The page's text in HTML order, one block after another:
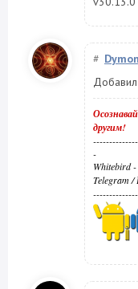
#
Добавил
другим!
-
Whitebird
Telegram/